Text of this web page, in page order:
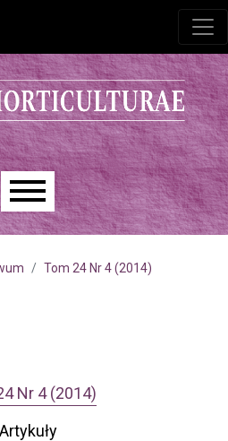
Tom 24 Nr 4 (2014)
Nr 4 (2014)
Artykuły